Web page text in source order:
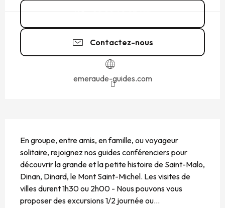
Contactez-nous
emeraude-guides.com
En groupe, entre amis, en famille, ou voyageur
solitaire, rejoignez nos guides conférenciers pour
découvrir la grande et la petite histoire de Saint-Malo,
Dinan, Dinard, le Mont Saint-Michel. Les visites de
villes durent 1h30 ou 2h00 - Nous pouvons vous
proposer des excursions 1/2 journée ou...